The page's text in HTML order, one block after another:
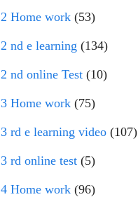
2 Home work(53)
2 nd e learning (134)
2 nd online Test(10)
3 Home work(75)
3 rd e learning video(107)
3 rd online test(5)
4 Home work(96)